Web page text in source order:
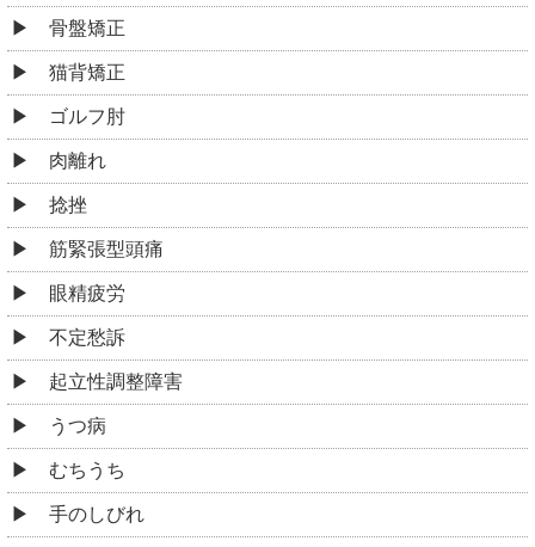
骨盤矯正
猫背矯正
ゴルフ肘
肉離れ
捻挫
筋緊張型頭痛
眼精疲労
不定愁訴
起立性調整障害
うつ病
むちうち
手のしびれ